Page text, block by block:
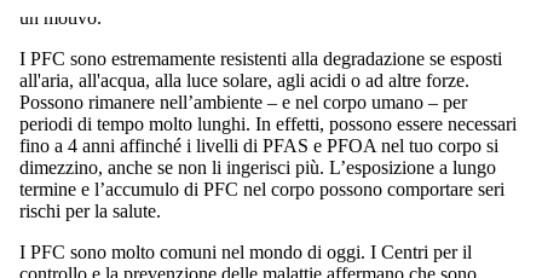
un motivo.
I PFC sono estremamente resistenti alla degradazione se esposti
all'aria, all'acqua, alla luce solare, agli acidi o ad altre forze.
Possono rimanere nell’ambiente – e nel corpo umano – per
periodi di tempo molto lunghi. In effetti, possono essere necessari
fino a 4 anni affinché i livelli di PFAS e PFOA nel tuo corpo si
dimezzino, anche se non li ingerisci più. L’esposizione a lungo
termine e l’accumulo di PFC nel corpo possono comportare seri
rischi per la salute.
I PFC sono molto comuni nel mondo di oggi. I Centri per il